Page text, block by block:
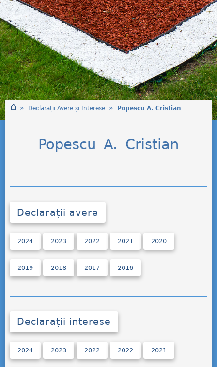
⌂ » Declarații Avere și Interese » Popescu A. Cristian
Popescu A. Cristian
Declarații avere
2024 2023 2022 2021 2020
2019 2018 2017 2016
Declarații interese
2024 2023 2022 2022 2021